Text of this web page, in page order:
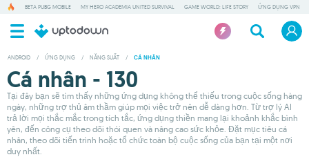
BETA PUBG MOBILE MY HERO ACADEMIA UNITED SURVIVAL GAME WORLD: LIFE STORY ỨNG DỤNG VPN
ANDROID / ỨNG DỤNG / NĂNG SUẤT / CÁ NHÂN
Cá nhân - 130
Tại đây bạn sẽ tìm thấy những ứng dụng không thể thiếu trong cuộc sống hàng
ngày, những trợ thủ âm thầm giúp mọi việc trở nên dễ dàng hơn. Từ trợ lý AI
trả lời mọi thắc mắc trong tích tắc, ứng dụng thiền mang lại khoảnh khắc bình
yên, đến công cụ theo dõi thói quen và nâng cao sức khỏe. Đặt mục tiêu cá
nhân, theo dõi tiến trình hoặc tổ chức toàn bộ cuộc sống của bạn tại một nơi
duy nhất.